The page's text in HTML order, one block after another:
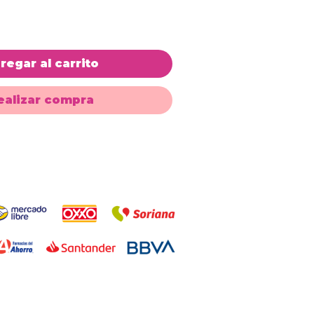
al carrito
compra